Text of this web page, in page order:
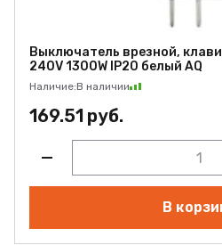
Выключатель врезной,
240V 1300W IP20 белый AQ
Наличие:В наличии
169.51 руб.
В